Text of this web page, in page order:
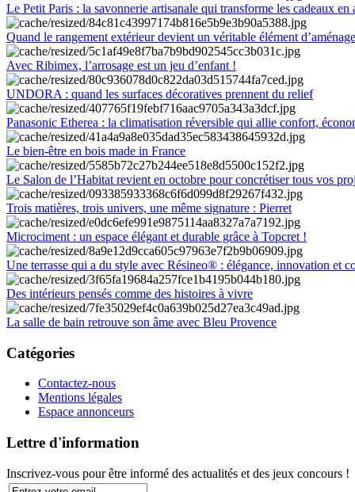
Le Petit Paris : la savonnerie artisanale qui transforme les cadeaux en
Quand le rangement extérieur devient un véritable élément
Avec Ribimex, l’arrosage est un jeu d’enfant !
UNDORA : quand les surfaces décoratives prennent du relief
Panasonic Etherea : la climatisation réversible qui allie confort,
Le bien-être en bois made in France
Le Salon de l’Habitat revient en octobre pour concrétiser tous vos
Trois matières, trois univers, une même signature : Pierret
Microciment : un espace élégant et durable grâce à Topcret !
Une terrasse qui a du style avec Résineo® : élégance, innovation et
Des intérieurs pensés comme des histoires à vivre
La salle de bain retrouve son âme avec Bleu Provence
Catégories
Contactez-nous
Mentions légales
Espace annonceurs
Lettre d'information
Inscrivez-vous pour être informé des actualités et des jeux concours !